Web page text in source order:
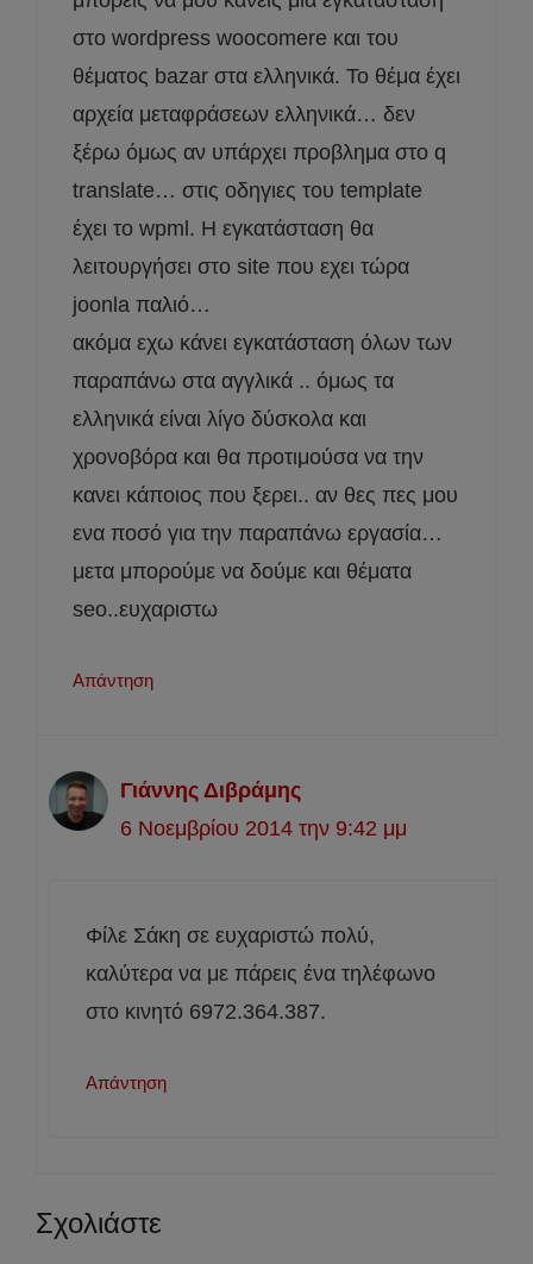
στο wordpress woocomere και του
θέματος bazar στα ελληνικά. Το θέμα έχει
αρχεία μεταφράσεων ελληνικά… δεν
ξέρω όμως αν υπάρχει προβλημα στο q
translate… στις οδηγιες του template
έχει το wpml. Η εγκατάσταση θα
λειτουργήσει στο site που εχει τώρα
joonla παλιό…
ακόμα εχω κάνει εγκατάσταση όλων των
παραπάνω στα αγγλικά .. όμως τα
ελληνικά είναι λίγο δύσκολα και
χρονοβόρα και θα προτιμούσα να την
κανει κάποιος που ξερει.. αν θες πες μου
ενα ποσό για την παραπάνω εργασία…
μετα μπορούμε να δούμε και θέματα
seo..ευχαριστω
Απάντηση
Γιάννης Διβράμης
6 Νοεμβρίου 2014 την 9:42 μμ
Φίλε Σάκη σε ευχαριστώ πολύ,
καλύτερα να με πάρεις ένα τηλέφωνο
στο κινητό 6972.364.387.
Απάντηση
Σχολιάστε